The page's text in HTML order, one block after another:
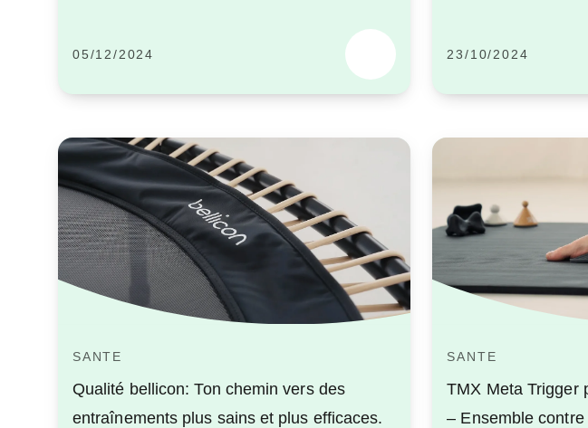
05/12/2024 23/10/2024
SANTE
Qualité bellicon: Ton chemin vers des
entraînements plus sains et plus efficaces.
SANTE
TMX Meta Trigger
– Ensemble